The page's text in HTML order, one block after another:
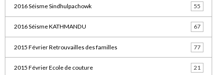
2016 Séisme Sindhulpachowk 55
2016 Séisme KATHMANDU 67
2015 Février Retrouvailles des familles 77
2015 Février Ecole de couture 21